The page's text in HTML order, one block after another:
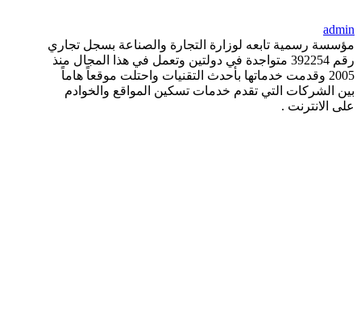
admin
مؤسسة رسمية تابعه لوزارة التجارة والصناعة بسجل تجاري
رقم 392254 متواجدة في دولتين وتعمل في هذا المجال منذ
2005 وقدمت خدماتها بأحدث التقنيات واحتلت موقعاً هاماً
بين الشركات التي تقدم خدمات تسكين المواقع والخوادم
على الانترنت .